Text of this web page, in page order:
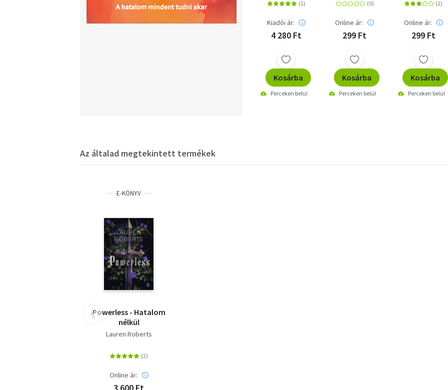
Kiadói ár:
4 280 Ft
Kosárba
Perceken belül
Online ár:
299 Ft
Kosárba
Perceken belül
Online ár:
299 Ft
Kosárba
Perceken belül
Az általad megtekintett termékek
E-KÖNYV
Powerless - Hatalom
nélkül
Lauren Roberts
Online ár: